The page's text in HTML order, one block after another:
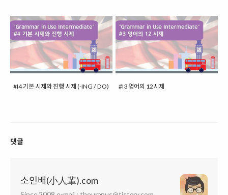
#I4 기본 시제와 진행 시제 (-ING / DO) #I3 영어의 12시제
댓글
소인배(小人輩).com